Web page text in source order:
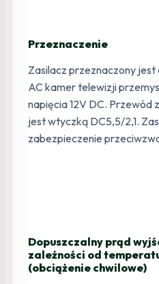
Przeznaczenie
Zasilacz przeznaczony jest
AC kamer telewizji
napięcia 12V DC. Przewód
jest wtyczką DC5,5/2,1.
zabezpieczenie
Dopuszczalny prąd
zależności od
(obciążenie chwilowe)